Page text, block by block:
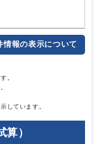
情報の表示について
。
しています。
）